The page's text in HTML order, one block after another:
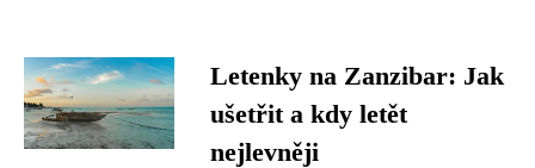
Letenky na Zanzibar: Jak
ušetřit a kdy letět
nejlevněji